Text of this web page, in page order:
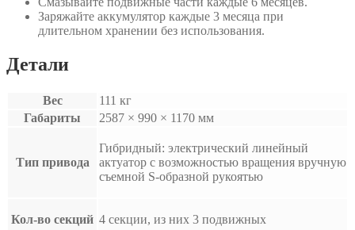
Заряжайте аккумулятор каждые 3 месяца при
длительном хранении без использования.
Детали
Вес
111 кг
Габариты
2587 × 990 × 1170 мм
Тип привода
Гибридный: электрический линейный
актуатор с возможностью вращения вручную
съемной S-образной рукоятью
Кол-во секций 4 секции, из них 3 подвижных